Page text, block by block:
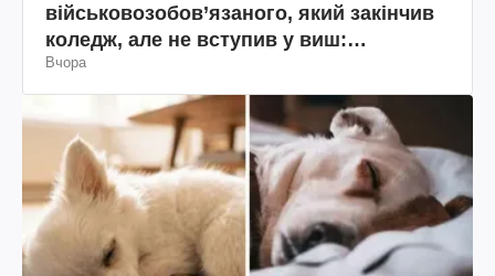
військовозобов’язаного, який закінчив
коледж, але не вступив у виш:
пояснення юриста
Вчора